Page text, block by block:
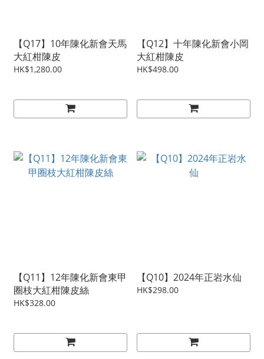
【Q17】10年陳化新會天馬
大紅柑陳皮
HK$1,280.00
【Q12】十年陳化新會小岡
大紅柑陳皮
HK$498.00
【Q11】12年陳化新會東甲
圈枝大紅柑陳皮絲
HK$328.00
【Q10】2024年正岩水仙
HK$298.00